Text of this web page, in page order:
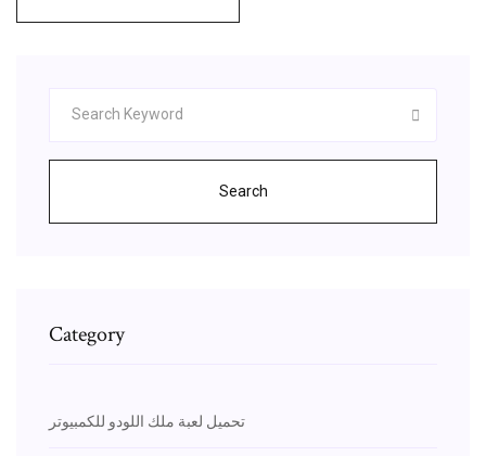
Search
Category
تحميل لعبة ملك اللودو للكمبيوتر